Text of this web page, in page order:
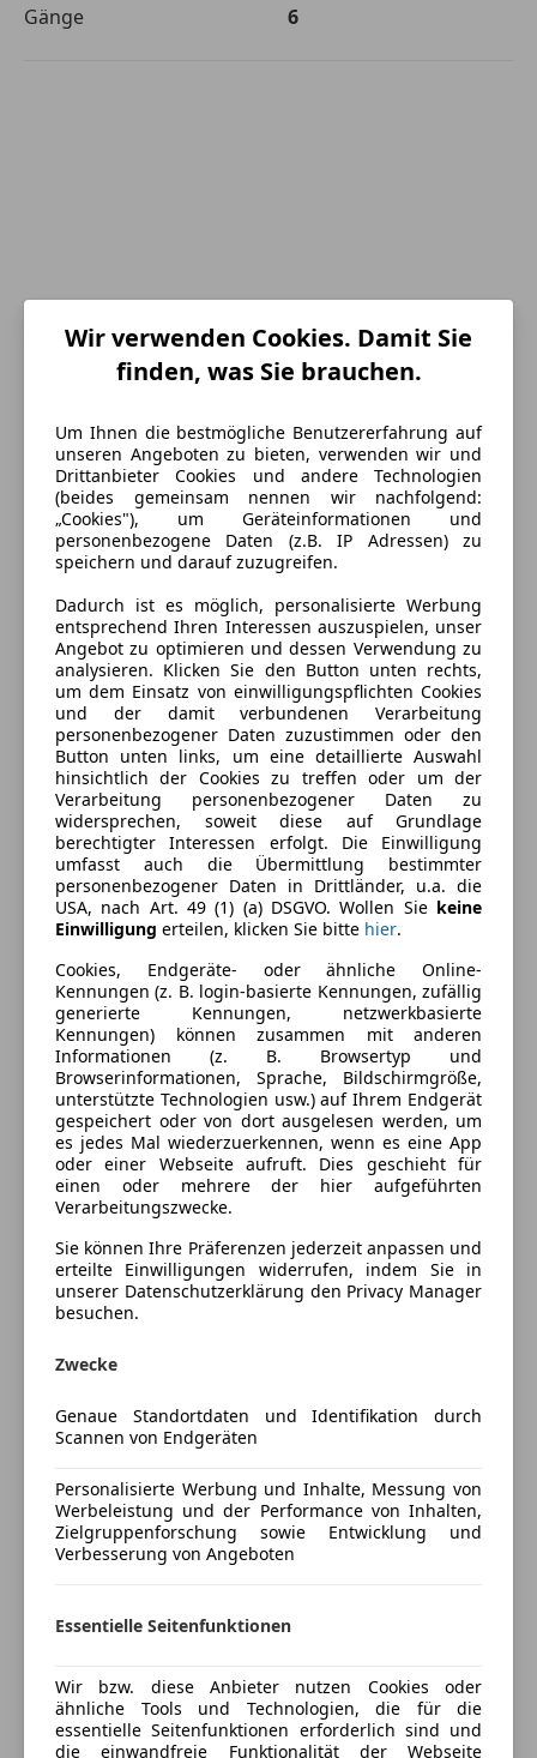
Gänge
6
Energieverbrauch
Anderer Energieträger
Strom
CO₂-Emissionen
134 g/km (komb.)
Ausstattung
Komfort
Armlehne
Beheizbares Lenkrad
Berganfahrassistent
Elektrische Fensterheber
Elektrische Seitenspiegel
Elektrische Sitze
Getönte Scheiben
Klimaanlage
Klimaautomatik
Lichtsensor
Lordosenstütze
Multifunktionslenkrad
Navigationssystem
Regensensor
Schlüssellose Zentralverriegelung
Sitzheizung
Start/Stop-Automatik
Unterhaltung/Media
Android Auto
Apple CarPlay
Bordcomputer
DAB-Radio
Freisprecheinrichtung
Soundsystem
Sicherheit
ESP
Isofix
Kopfairbag
LED-Scheinwerfer
Mehr anzeigen
Farbe und Innenausstattung
Außenfarbe
Grau
Lackierung
Metallic
F-VR3KAHPY1RS048199
SN: 363
Hinweis zur Inseratsgenauigkeit
*Änderungen, Irrtümer und Zwischenverkauf
vorbehalten
*Teile der Ausstattungsbeschreibung basieren auf
automatisierter VIN-Abfrage (z. B. Eurotax)
*Abweichungen zur tatsächlichen Ausstattung sind
*Keine Haftung für Tipp- oder
*Die Ausstattung istvor Ort beim Fahrzeugzu
prüfen
Mehr anzeigen
Preisbewertung
Mehr anzeigen
Versicherung
Kfz-Versicherung
Versicherungsschutz an Ihre Bedürfnisse
Freischaden-Gutschein ab Stufe 0
Auto einfach online versichern & Rabatt holen
Wir verwenden Cookies. Damit Sie
finden, was Sie brauchen.
Um Ihnen die bestmögliche Benutzererfahrung auf
unseren Angeboten zu bieten, verwenden wir und
Drittanbieter Cookies und andere Technologien
(beides gemeinsam nennen wir nachfolgend:
„Cookies"), um Geräteinformationen und
personenbezogene Daten (z.B. IP Adressen) zu
speichern und darauf zuzugreifen.
Dadurch ist es möglich, personalisierte Werbung
entsprechend Ihren Interessen auszuspielen, unser
Angebot zu optimieren und dessen Verwendung zu
analysieren. Klicken Sie den Button unten rechts,
um dem Einsatz von einwilligungspflichten Cookies
und der damit verbundenen Verarbeitung
personenbezogener Daten zuzustimmen oder den
Button unten links, um eine detaillierte Auswahl
hinsichtlich der Cookies zu treffen oder um der
Verarbeitung personenbezogener Daten zu
widersprechen, soweit diese auf Grundlage
berechtigter Interessen erfolgt. Die Einwilligung
umfasst auch die Übermittlung bestimmter
personenbezogener Daten in Drittländer, u.a. die
USA, nach Art. 49 (1) (a) DSGVO. Wollen Sie keine
Einwilligung erteilen, klicken Sie bitte hier.
Cookies, Endgeräte- oder ähnliche Online-
Kennungen (z. B. login-basierte Kennungen, zufällig
generierte Kennungen, netzwerkbasierte
Kennungen) können zusammen mit anderen
Informationen (z. B. Browsertyp und
Browserinformationen, Sprache, Bildschirmgröße,
unterstützte Technologien usw.) auf Ihrem Endgerät
gespeichert oder von dort ausgelesen werden, um
es jedes Mal wiederzuerkennen, wenn es eine App
oder einer Webseite aufruft. Dies geschieht für
einen oder mehrere der hier aufgeführten
Verarbeitungszwecke.
Sie können Ihre Präferenzen jederzeit anpassen und
erteilte Einwilligungen widerrufen, indem Sie in
unserer Datenschutzerklärung den Privacy Manager
besuchen.
Zwecke
Genaue Standortdaten und Identifikation durch
Scannen von Endgeräten
Personalisierte Werbung und Inhalte, Messung von
Werbeleistung und der Performance von Inhalten,
Zielgruppenforschung sowie Entwicklung und
Verbesserung von Angeboten
Essentielle Seitenfunktionen
Wir bzw. diese Anbieter nutzen Cookies oder
ähnliche Tools und Technologien, die für die
essentielle Seitenfunktionen erforderlich sind und
die einwandfreie Funktionalität der Webseite